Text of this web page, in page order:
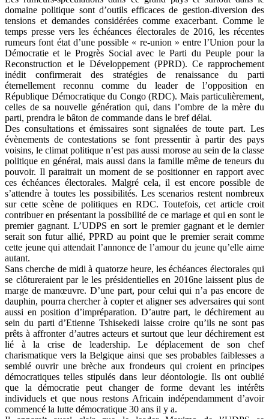
domaine politique sont d’outils efficaces de gestion-diversion des
tensions et demandes considérées comme exacerbant. Comme le
temps presse vers les échéances électorales de 2016, les récentes
rumeurs font état d’une possible « re-union » entre l’Union pour la
Démocratie et le Progrès Social avec le Parti du Peuple pour la
Reconstruction et le Développement (PPRD). Ce rapprochement
inédit confirmerait des stratégies de renaissance du parti
éternellement reconnu comme du leader de l’opposition en
République Démocratique du Congo (RDC). Mais particulièrement,
celles de sa nouvelle génération qui, dans l’ombre de la mère du
parti, prendra le bâton de commande dans le bref délai.
Des consultations et émissaires sont signalées de toute part. Les
évènements de contestations se font pressentir à partir des pays
voisins, le climat politique n’est pas aussi morose au sein de la classe
politique en général, mais aussi dans la famille même de teneurs du
pouvoir. Il paraitrait un moment de se positionner en rapport avec
ces échéances électorales. Malgré cela, il est encore possible de
s’attendre à toutes les possibilités. Les scenarios restent nombreux
sur cette scène de politiques en RDC. Toutefois, cet article croit
contribuer en présentant la possibilité de ce mariage et qui en sont le
premier gagnant. L’UDPS en sort le premier gagnant et le dernier
serait son futur allié, PPRD au point que le premier serait comme
cette jeune qui attendait l’annonce de l’amour du jeune qu’elle aime
autant.
Sans cherche de midi à quatorze heure, les échéances électorales qui
se clôtureraient par le les présidentielles en 2016ne laissent plus de
marge de manœuvre. D’une part, pour celui qui n’a pas encore de
dauphin, pourra chercher à copter et aligner ses adversaires qui sont
aussi en position d’impréparation. D’autre part, le déchirement au
sein du parti d’Etienne Tshisekedi laisse croire qu’ils ne sont pas
prêts à affronter d’autres acteurs et surtout que leur déchirement est
lié à la crise de leadership. Le déplacement de son chef
charismatique vers la Belgique ainsi que ses probables faiblesses a
semblé ouvrir une brèche aux frondeurs qui croient en principes
démocratiques telles stipulés dans leur déontologie. Ils ont oublié
que la démocratie peut changer de forme devant les intérêts
individuels et que nous restons Africain indépendamment d’avoir
commencé la lutte démocratique 30 ans il y a.